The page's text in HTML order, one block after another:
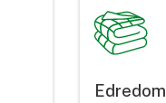
Edredom